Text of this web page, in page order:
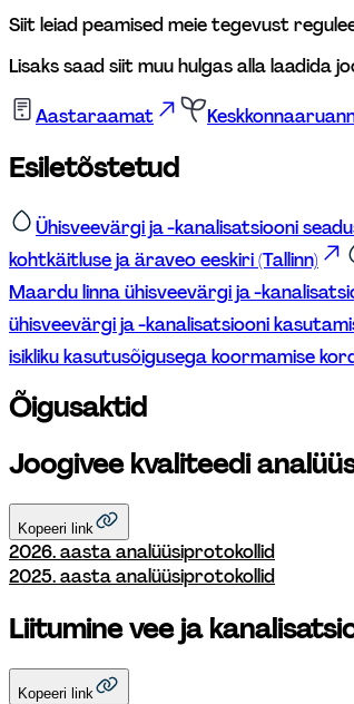
Siit leiad peamised meie tegevust
Lisaks saad siit muu hulgas alla laadida
Aastaraamat
Esiletõstetud
Ühisveevärgi ja -kanalisatsiooni
kohtkäitluse ja äraveo eeskiri (Tallinn)
Maardu linna ühisveevärgi ja -
ühisveevärgi ja -kanalisatsiooni
isikliku kasutusõigusega koormamise
Õigusaktid
Joogivee kvaliteedi
Kopeeri link
2026. aasta analüüsiprotokollid
2025. aasta analüüsiprotokollid
Liitumine vee ja
Kopeeri link